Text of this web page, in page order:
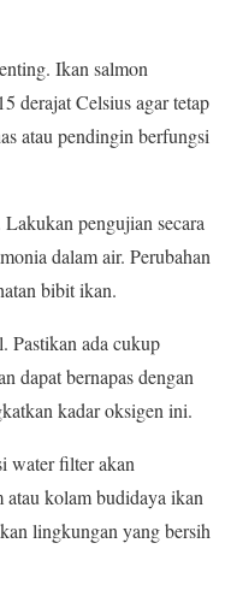
Ikan salmon
derajat Celsius agar tetap
atau pendingin berfungsi
pengujian secara
dalam air. Perubahan
bibit ikan.
Pastikan ada cukup
dapat bernapas dengan
kadar oksigen ini.
water filter akan
kolam budidaya ikan
lingkungan yang bersih